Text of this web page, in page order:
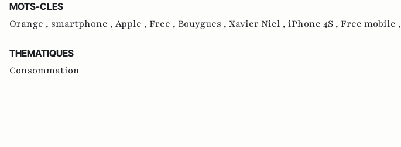
MOTS-CLES
Orange , smartphone , Apple , Free , Bouygues , Xavier Niel , iPhone 4S , Free mobile ,
THEMATIQUES
Consommation